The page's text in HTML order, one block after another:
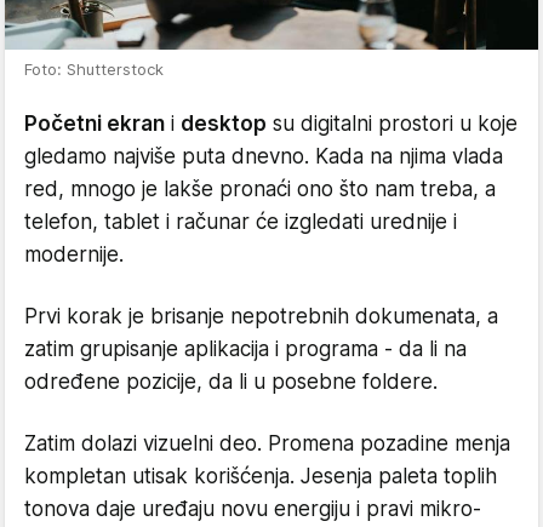
Foto: Shutterstock
Početni ekran i desktop su digitalni prostori u koje
gledamo najviše puta dnevno. Kada na njima vlada
red, mnogo je lakše pronaći ono što nam treba, a
telefon, tablet i računar će izgledati urednije i
modernije.
Prvi korak je brisanje nepotrebnih dokumenata, a
zatim grupisanje aplikacija i programa - da li na
određene pozicije, da li u posebne foldere.
Zatim dolazi vizuelni deo. Promena pozadine menja
kompletan utisak korišćenja. Jesenja paleta toplih
tonova daje uređaju novu energiju i pravi mikro-